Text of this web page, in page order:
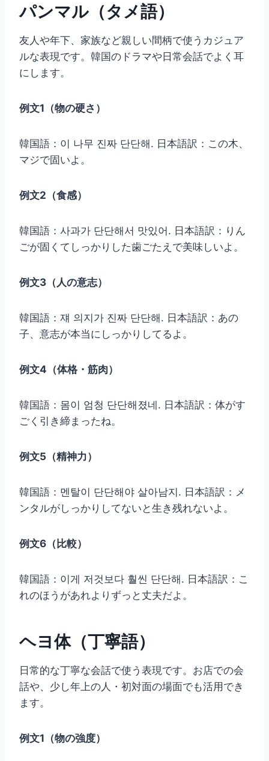
パンマル（タメ語）
友人や年下、家族など親しい間柄で使うカジュア
ルな表現です。韓国のドラマや日常会話でよく耳
にします。
例文1（物の硬さ）
韓国語：이 나무 진짜 단단해. 日本語訳：この木、
マジで固いよ。
例文2（食感）
韓国語：사과가 단단해서 맛있어. 日本語訳：りん
ごが固くてしっかりした歯ごたえで美味しいよ。
例文3（人の意志）
韓国語：쟤 의지가 진짜 단단해. 日本語訳：あの
子、意志が本当にしっかりしてるよ。
例文4（体格・筋肉）
韓国語：몸이 엄청 단단해졌네. 日本語訳：体がす
ごく引き締まったね。
例文5（精神力）
韓国語：멘탈이 단단해야 살아남지. 日本語訳：メ
ンタルがしっかりしてないと生き残れないよ。
例文6（比較）
韓国語：이게 저것보다 훨씬 단단해. 日本語訳：こ
れのほうがあれよりずっと丈夫だよ。
ヘヨ体（丁寧語）
日常的な丁寧な会話で使う表現です。お店での会
話や、少し年上の人・初対面の場面でも活用でき
ます。
例文1（物の強度）